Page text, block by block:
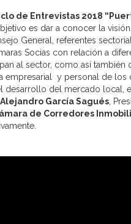
de Entrevistas 2018
es dar a conocer la
General, referentes
Socias con relación a
al sector, como así también
empresarial y personal de los
desarrollo del mercado local,
García Sagués ,
de Corredores